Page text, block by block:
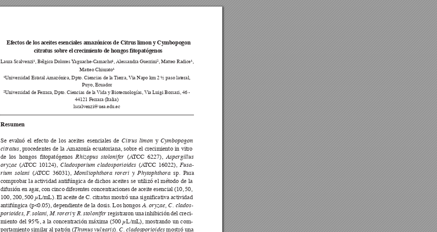
Efectos de los aceites esenciales amazónicos de Citrus limon y Cymbopogon
citratus sobre el crecimiento de hongos fitopatógenos
Resumen
Se evaluó el efecto de los aceites esenciales de Citrus limon y Cymbopogon
citratus, procedentes de la Amazonía ecuatoriana, sobre el crecimiento in vitro
de los hongos fitopatógenos Rhizopus stolonifer (ATCC 6227), Aspergillus
oryzae (ATCC 10124), Cladosporium cladosporioides (ATCC 16022),
Fusa-
rium solani (ATCC 36031), Moniliophthora roreri y Phytophthora sp. Para
comprobar la actividad antifúngica de dichos aceites se utilizó el método de la
difusión en agar, con cinco diferentes concentraciones de aceite esencial (10, 50,
100, 200, 500 µL/mL). El aceite de C. citratus mostró una significativa actividad
antifúngica (p<0.05), dependiente de la dosis. Los hongos A. oryzae, C. clados-
porioides, F. solani, M. roreri y R. stolonifer registraron una inhibición del creci-
miento del 95%, a la concentración máxima (500 µL/mL), mostrando un com-
portamiento similar al patrón (Thymus vulgaris). C. cladosporioides mostró una
Laura Scalvenzi¹, Bélgica Dolores Yaguache-Camacho¹, Alessandra Guerrini², Matteo Radice¹,
Matteo Chiurato¹
¹Universidad Estatal Amazónica, Dpto. Ciencias de la Tierra, Via Napo km 2 ½ paso lateral,
Puyo, Ecuador
²Universidad de Ferrara, Dpto. Ciencias de la Vida y Biotecnologías, Via Luigi Borsari, 46 -
44121 Ferrara (Italia)
lscalvenzi@uea.edu.ec